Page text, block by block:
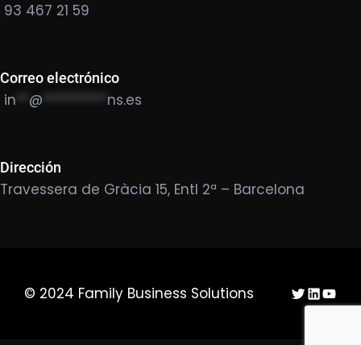
93 467 21 59
Correo electrónico
in @ ********** ns.es
Dirección
Travessera de Gràcia 15, Entl 2ª – Barcelona
© 2024 Family Business Solutions Twitter
LinkedIn